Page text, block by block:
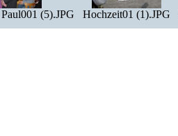
(5).JPG Hochzeit01 (1).JPG